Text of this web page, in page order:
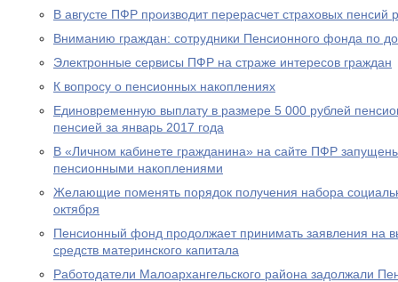
В августе ПФР производит перерасчет страховых
Вниманию граждан: сотрудники Пенсионного фонда по
Электронные сервисы ПФР на страже интересов граждан
К вопросу о пенсионных накоплениях
Единовременную выплату в размере 5 000 рублей
пенсией за январь 2017 года
В «Личном кабинете гражданина» на сайте ПФР
пенсионными накоплениями
Желающие поменять порядок получения набора
октября
Пенсионный фонд продолжает принимать заявления на
средств материнского капитала
Работодатели Малоархангельского района задолжали